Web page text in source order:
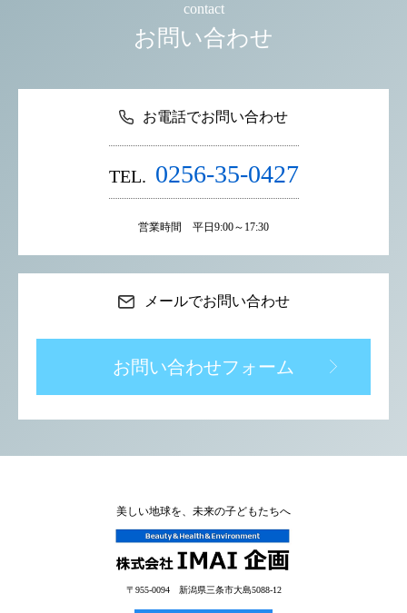
contact
お問い合わせ
お電話でお問い合わせ
TEL. 0256-35-0427
営業時間 平日9:00～17:30
メールでお問い合わせ
お問い合わせフォーム
美しい地球を、未来の子どもたちへ
〒955-0094 新潟県三条市大島5088-12